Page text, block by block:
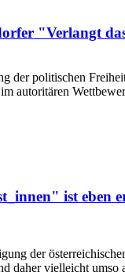
"Verlangt
der politischen
autoritären
ist eben
der
daher vielleicht